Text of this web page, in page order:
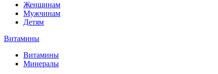
Женщинам
Мужчинам
Детям
Витамины
Витамины
Минералы